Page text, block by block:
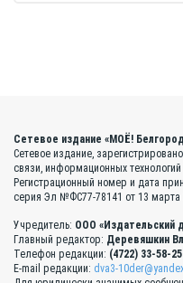
Сетевое издание «МОЁ!
Сетевое издание,
связи, информационных
Регистрационный номер и дата
серия Эл №ФС77-78141 от 13 марта
Учредитель: ООО «Издательский
Главный редактор: Деревяшкин
Телефон редакции: (4722) 33-58-25
E-mail редакции: dva3-